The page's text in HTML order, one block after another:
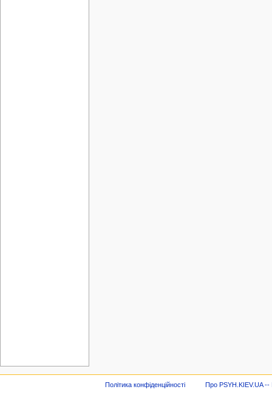
Політика конфіденційності Про PSYH.KIEV.UA --